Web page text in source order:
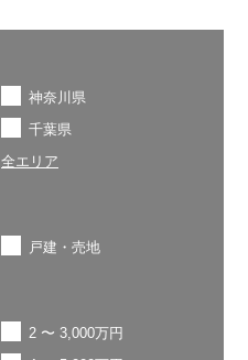
神奈川県
千葉県
全エリア
戸建・売地
2 〜 3,000万円